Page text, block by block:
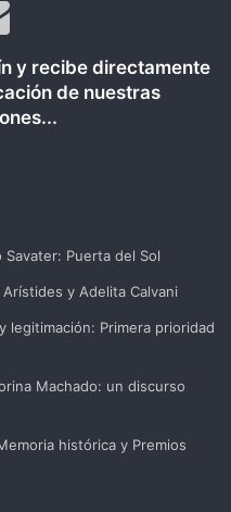
y recibe directamente
de nuestras
Savater: Puerta del Sol
y Adelita Calvani
legitimación: Primera prioridad
Machado: un discurso
histórica y Premios